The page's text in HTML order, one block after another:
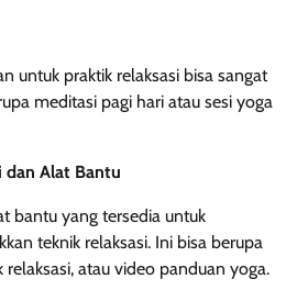
untuk praktik relaksasi bisa sangat
meditasi pagi hari atau sesi yoga
dan Alat Bantu
bantu yang tersedia untuk
teknik relaksasi. Ini bisa berupa
relaksasi, atau video panduan yoga.